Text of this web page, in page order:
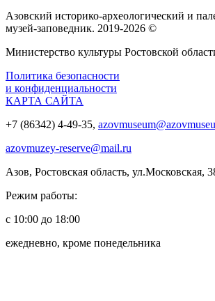
Азовский историко‑археологический и
музей‑заповедник. 2019-2026 ©
Министерство культуры Ростовской
Политика безопасности
и конфиденциальности
КАРТА САЙТА
+7 (86342) 4-49-35,
azovmuzey-reserve@mail.ru
Азов, Ростовская область, ул.Московская,
Режим работы:
с 10:00 до 18:00
ежедневно, кроме понедельника